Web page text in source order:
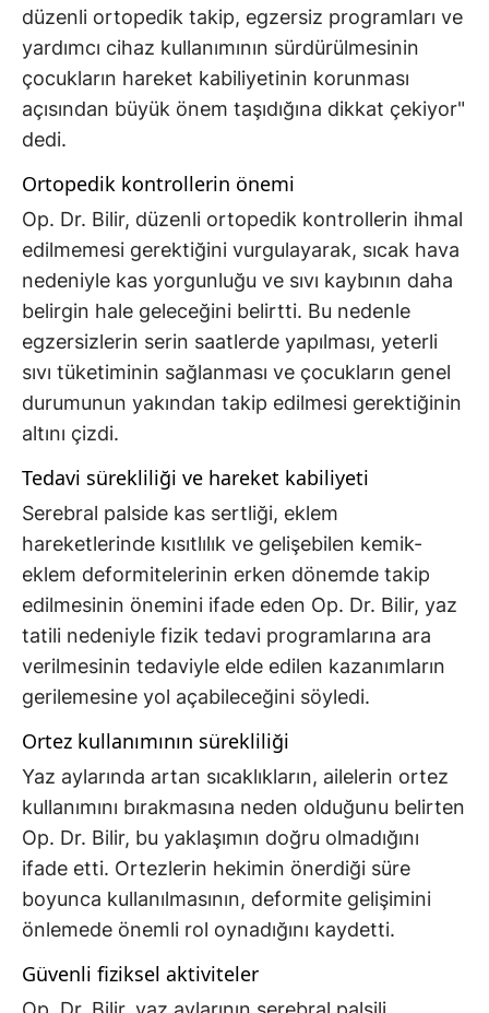
düzenli ortopedik takip, egzersiz programları ve
yardımcı cihaz kullanımının sürdürülmesinin
çocukların hareket kabiliyetinin korunması
açısından büyük önem taşıdığına dikkat çekiyor"
dedi.
Ortopedik kontrollerin önemi
Op. Dr. Bilir, düzenli ortopedik kontrollerin ihmal
edilmemesi gerektiğini vurgulayarak, sıcak hava
nedeniyle kas yorgunluğu ve sıvı kaybının daha
belirgin hale geleceğini belirtti. Bu nedenle
egzersizlerin serin saatlerde yapılması, yeterli
sıvı tüketiminin sağlanması ve çocukların genel
durumunun yakından takip edilmesi gerektiğinin
altını çizdi.
Tedavi sürekliliği ve hareket kabiliyeti
Serebral palside kas sertliği, eklem
hareketlerinde kısıtlılık ve gelişebilen kemik-
eklem deformitelerinin erken dönemde takip
edilmesinin önemini ifade eden Op. Dr. Bilir, yaz
tatili nedeniyle fizik tedavi programlarına ara
verilmesinin tedaviyle elde edilen kazanımların
gerilemesine yol açabileceğini söyledi.
Ortez kullanımının sürekliliği
Yaz aylarında artan sıcaklıkların, ailelerin ortez
kullanımını bırakmasına neden olduğunu belirten
Op. Dr. Bilir, bu yaklaşımın doğru olmadığını
ifade etti. Ortezlerin hekimin önerdiği süre
boyunca kullanılmasının, deformite gelişimini
önlemede önemli rol oynadığını kaydetti.
Güvenli fiziksel aktiviteler